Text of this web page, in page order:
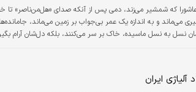
که شمشیر می‌زند، دمی پس از آنکه صدای «هل‌من‌ناصر» تا
می‌ماند و به اندازه یک عمر بی‌جواب بر زمین می‌ماند،
نسل به نسل ماسیده، خاک بر سر می‌کنند، بلکه دل‌شان آرام